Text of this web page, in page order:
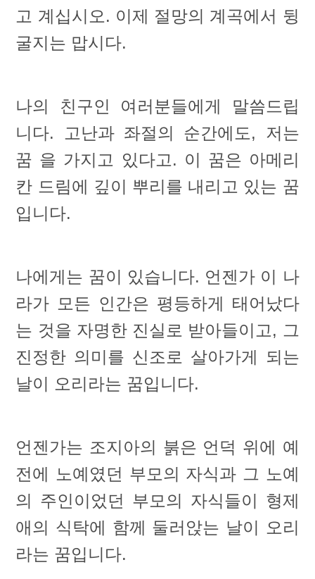
고 계십시오. 이제 절망의 계곡에서 뒹
굴지는 맙시다.
나의 친구인 여러분들에게 말씀드립
니다. 고난과 좌절의 순간에도, 저는
꿈 을 가지고 있다고. 이 꿈은 아메리
칸 드림에 깊이 뿌리를 내리고 있는 꿈
입니다.
나에게는 꿈이 있습니다. 언젠가 이 나
라가 모든 인간은 평등하게 태어났다
는 것을 자명한 진실로 받아들이고, 그
진정한 의미를 신조로 살아가게 되는
날이 오리라는 꿈입니다.
언젠가는 조지아의 붉은 언덕 위에 예
전에 노예였던 부모의 자식과 그 노예
의 주인이었던 부모의 자식들이 형제
애의 식탁에 함께 둘러앉는 날이 오리
라는 꿈입니다.